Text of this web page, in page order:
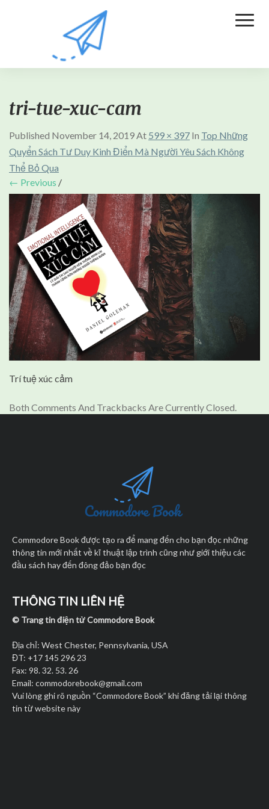
tri-tue-xuc-cam
Published November 14, 2019At 599 × 397 In Top Những
Quyển Sách Tư Duy Kinh Điển Mà Người Yêu Sách Không
Thể Bỏ Qua
← Previous /
Trí tuệ xúc cảm
Both Comments And Trackbacks Are Currently Closed.
Commodore Book được tạo ra để mang đến cho bạn đọc những
thông tin mới nhất về kĩ thuật lập trình cũng như giới thiệu các
đầu sách hay đến đông đảo bạn đọc
THÔNG TIN LIÊN HỆ
© Trang tin điện tử Commodore Book
Địa chỉ: West Chester, Pennsylvania, USA
ĐT: +17 145 296 23
Fax: 98. 32. 53. 26
Email: commodorebook@gmail.com
Vui lòng ghi rõ nguồn “Commodore Book” khi đăng tải lại thông
tin từ website này